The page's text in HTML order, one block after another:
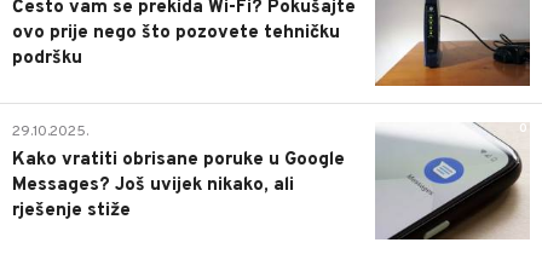
Često vam se prekida Wi-Fi? Pokušajte
ovo prije nego što pozovete tehničku
podršku
0
29.10.2025.
Kako vratiti obrisane poruke u Google
Messages? Još uvijek nikako, ali
rješenje stiže